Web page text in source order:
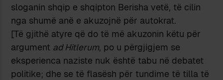
sloganin shqip e shqipton Berisha vetë, të cilin
nga shumë anë e akuzojnë për autokrat.
[Të gjithë atyre që do të më akuzonin këtu për
argument ad Hitlerum, po u përgjigjem se
eksperienca naziste nuk është tabu në debatet
politike; dhe se të flasësh për tundime të tilla të